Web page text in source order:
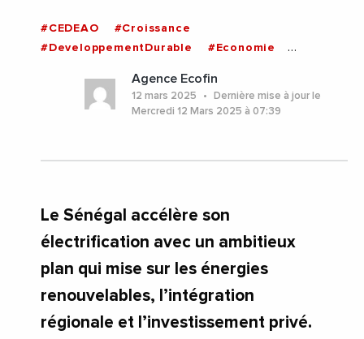
#CEDEAO
#Croissance
#DeveloppementDurable
#Economie
Agence Ecofin
12 mars 2025
Dernière mise à jour le
Mercredi 12 Mars 2025 à 07:39
Le Sénégal accélère son
électrification avec un ambitieux
plan qui mise sur les énergies
renouvelables, l’intégration
régionale et l’investissement privé.